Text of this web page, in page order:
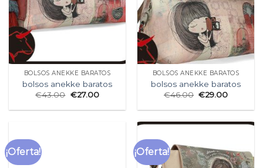
BOLSOS ANEKKE BARATOS
bolsos anekke baratos
€43.00 €27.00
BOLSOS ANEKKE BARATOS
bolsos anekke baratos
€46.00 €29.00
¡Oferta! ¡Oferta!